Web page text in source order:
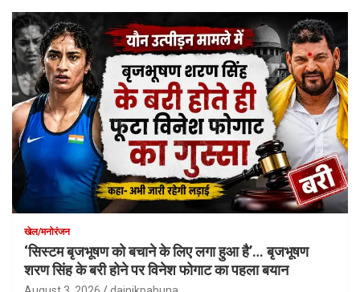
खेल/मनोरंजन
‘सिस्टम बृजभूषण को बचाने के लिए लगा हुआ है’… बृजभूषण
शरण सिंह के बरी होने पर विनेश फोगाट का पहला बयान